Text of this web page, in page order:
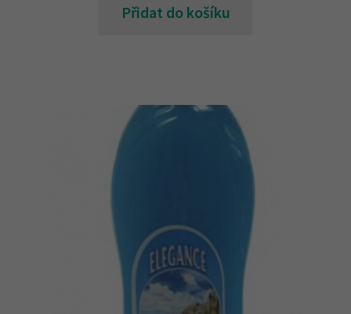
Přidat do košíku